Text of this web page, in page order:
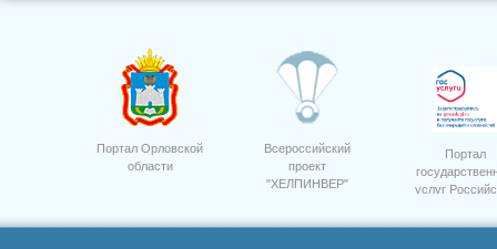
Портал Орловской
области
Всероссийский
проект
"ХЕЛПИНВЕР"
Портал
услуг